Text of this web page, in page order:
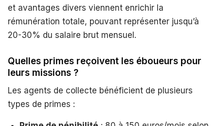
et avantages divers viennent enrichir la
rémunération totale, pouvant représenter jusqu’à
20-30% du salaire brut mensuel.
Quelles primes reçoivent les éboueurs pour
leurs missions ?
Les agents de collecte bénéficient de plusieurs
types de primes :